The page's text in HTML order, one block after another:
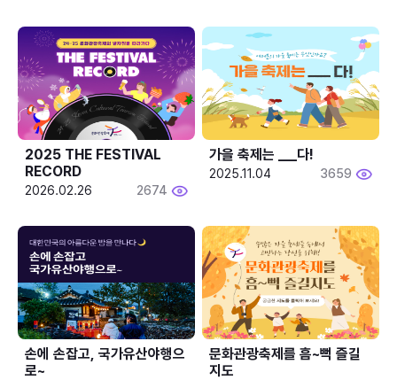
2025 THE FESTIVAL
RECORD
2026.02.26 2674
2025.11.04 3659
손에 손잡고, 국가유산야행으
로~
문화관광축제를 흠~뻑 즐길
지도